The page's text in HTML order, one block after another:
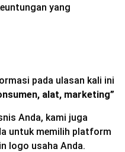
yang
pada ulasan kali ini
alat, marketing”
Anda, kami juga
untuk memilih platform
logo usaha Anda.